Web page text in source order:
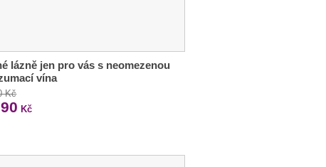
lázně jen pro vás s neomezenou
vína
Kč
Kč